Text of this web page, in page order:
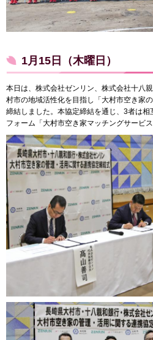
1月15日（木曜日）
本日は、株式会社ゼンリン、株式会社十八
村市の地域活性化を目指し「大村市空き家
締結しました。本協定締結を通じ、3者は相
フォーム「大村市空き家マッチングサービ